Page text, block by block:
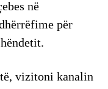
në
për
vizitoni kanalin